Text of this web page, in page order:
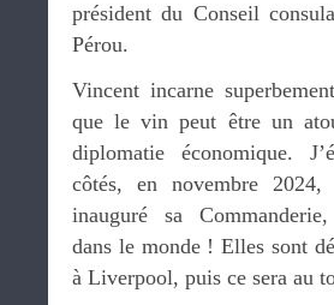
président du Conseil
Pérou.
Vincent incarne
que le vin peut être un
diplomatie économique.
côtés, en novembre 2024,
inauguré sa
dans le monde ! Elles sont
à Liverpool, puis ce sera au